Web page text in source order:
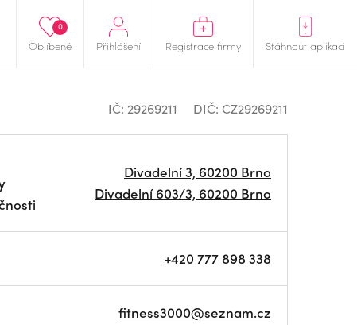
Oblíbené
0
Přihlášení Registrace firmy Stáhnout aplikaci
IČ: 29269211 DIČ: CZ29269211
Divadelní 3, 60200 Brno
Divadelní 603/3, 60200 Brno
+420 777 898 338
fitness3000@seznam.cz